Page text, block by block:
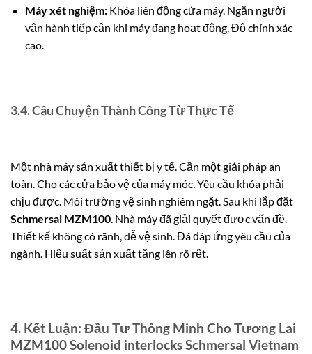
Máy xét nghiệm:Khóa liên động cửa máy. Ngăn người
vận hành tiếp cận khi máy đang hoạt động. Độ chính xác
cao.
3.4. Câu Chuyện Thành Công Từ Thực Tế
Một nhà máy sản xuất thiết bị y tế. Cần một giải pháp an
toàn. Cho các cửa bảo vệ của máy móc. Yêu cầu khóa phải
chịu được. Môi trường vệ sinh nghiêm ngặt. Sau khi lắp đặt
Schmersal MZM100. Nhà máy đã giải quyết được vấn đề.
Thiết kế không có rãnh, dễ vệ sinh. Đã đáp ứng yêu cầu của
ngành. Hiệu suất sản xuất tăng lên rõ rệt.
4. Kết Luận: Đầu Tư Thông Minh Cho Tương Lai
MZM100 Solenoid interlocks Schmersal Vietnam